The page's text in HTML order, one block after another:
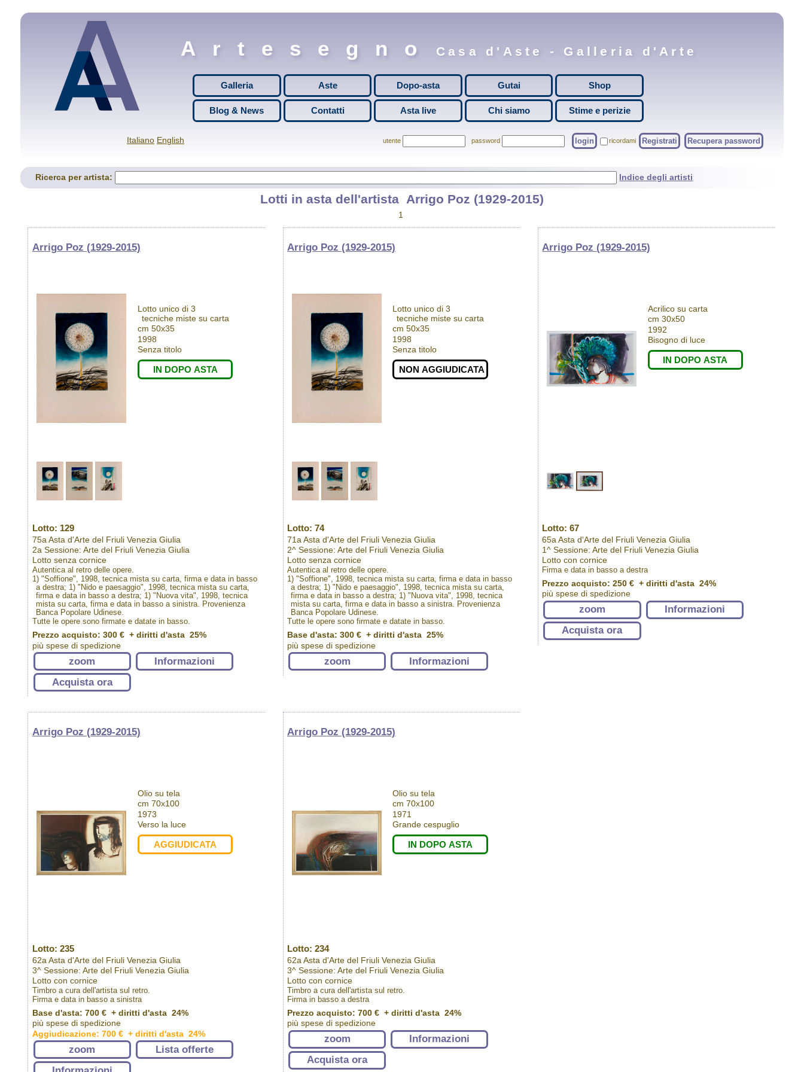
Artesegno Casa d'Aste - Galleria d'Arte
Galleria Aste Dopo-asta Gutai Shop
Blog & News Contatti Asta live Chi siamo Stime e perizie
Italiano English utente password login ricordami Registrati Recupera password
Ricerca per artista: Indice degli artisti
Lotti in asta dell'artista Arrigo Poz (1929-2015)
1
Arrigo Poz (1929-2015)
Lotto unico di 3
tecniche miste su carta
cm 50x35
1998
Senza titolo
IN DOPO ASTA
Lotto: 129
75a Asta d'Arte del Friuli Venezia Giulia
2a Sessione: Arte del Friuli Venezia Giulia
Lotto senza cornice
Autentica al retro delle opere.
1) "Soffione", 1998, tecnica mista su carta, firma e data in basso
a destra; 1) "Nido e paesaggio", 1998, tecnica mista su carta,
firma e data in basso a destra; 1) "Nuova vita", 1998, tecnica
mista su carta, firma e data in basso a sinistra. Provenienza
Banca Popolare Udinese.
Tutte le opere sono firmate e datate in basso.
Prezzo acquisto: 300 €+ diritti d'asta 25%
più spese di spedizione
zoom
Informazioni
Acquista ora
Arrigo Poz (1929-2015)
Lotto unico di 3
tecniche miste su carta
cm 50x35
1998
Senza titolo
NON AGGIUDICATA
Lotto: 74
71a Asta d'Arte del Friuli Venezia Giulia
2^ Sessione: Arte del Friuli Venezia Giulia
Lotto senza cornice
Autentica al retro delle opere.
1) "Soffione", 1998, tecnica mista su carta, firma e data in basso
a destra; 1) "Nido e paesaggio", 1998, tecnica mista su carta,
firma e data in basso a destra; 1) "Nuova vita", 1998, tecnica
mista su carta, firma e data in basso a sinistra. Provenienza
Banca Popolare Udinese.
Tutte le opere sono firmate e datate in basso.
Base d'asta: 300 € + diritti d'asta 25%
più spese di spedizione
zoom Informazioni
Arrigo Poz (1929-2015)
Acrilico su carta
cm 30x50
1992
Bisogno di luce
IN DOPO ASTA
Lotto: 67
65a Asta d'Arte del Friuli Venezia Giulia
1^ Sessione: Arte del Friuli Venezia Giulia
Lotto con cornice
Firma e data in basso a destra
Prezzo acquisto:250 € + diritti d'asta 24%
più spese di spedizione
zoom
Informazioni
Acquista ora
Arrigo Poz (1929-2015)
Olio su tela
cm 70x100
1973
Verso la luce
AGGIUDICATA
Lotto: 235
62a Asta d'Arte del Friuli Venezia Giulia
3^ Sessione: Arte del Friuli Venezia Giulia
Lotto con cornice
Timbro a cura dell'artista sul retro.
Firma e data in basso a sinistra
Base d'asta: 700 € + diritti d'asta 24%
più spese di spedizione
Aggiudicazione: 700 € + diritti d'asta 24%
zoom
Lista offerte
Arrigo Poz (1929-2015)
Olio su tela
cm 70x100
1971
Grande cespuglio
IN DOPO ASTA
Lotto: 234
62a Asta d'Arte del Friuli Venezia Giulia
3^ Sessione: Arte del Friuli Venezia Giulia
Lotto con cornice
Timbro a cura dell'artista sul retro.
Firma in basso a destra
Prezzo acquisto:700 € + diritti d'asta 24%
più spese di spedizione
zoom
Informazioni
Acquista ora